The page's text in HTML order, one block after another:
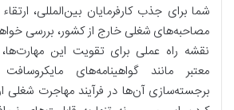
شما برای جذب کارفرمایان بین‌المللی،
مصاحبه‌های شغلی خارج از کشور، بررسی
نقشه راه عملی برای تقویت این
برجسته‌سازی آن‌ها در فرآیند مهاجرت شغلی